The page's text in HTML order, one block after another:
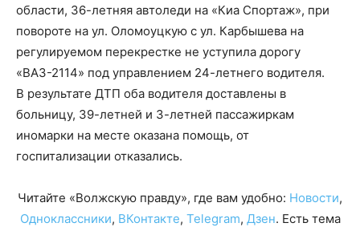
области, 36-летняя автоледи на «Киа Спортаж», при
повороте на ул. Оломоуцкую с ул. Карбышева на
регулируемом перекрестке не уступила дорогу
«ВАЗ-2114» под управлением 24-летнего водителя.
В результате ДТП оба водителя доставлены в
больницу, 39-летней и 3-летней пассажиркам
иномарки на месте оказана помощь, от
госпитализации отказались.
Читайте «Волжскую правду», где вам удобно: Новости,
Одноклассники, ВКонтакте, Telegram, Дзен. Есть тема